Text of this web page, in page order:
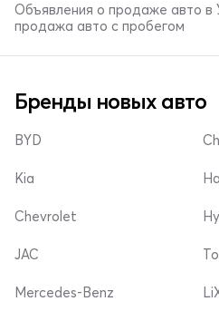
Объявления о продаже авто в
продажа авто с пробегом
Бренды новых авто
BYD
Kia
Chevrolet
JAC
Mercedes-Benz